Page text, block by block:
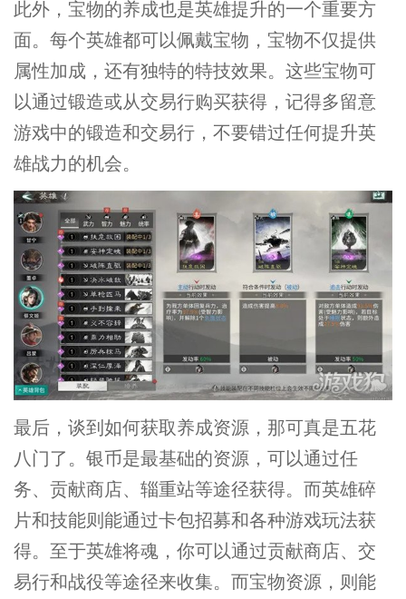
此外，宝物的养成也是英雄提升的一个重要方
面。每个英雄都可以佩戴宝物，宝物不仅提供
属性加成，还有独特的特技效果。这些宝物可
以通过锻造或从交易行购买获得，记得多留意
游戏中的锻造和交易行，不要错过任何提升英
雄战力的机会。
最后，谈到如何获取养成资源，那可真是五花
八门了。银币是最基础的资源，可以通过任
务、贡献商店、辎重站等途径获得。而英雄碎
片和技能则能通过卡包招募和各种游戏玩法获
得。至于英雄将魂，你可以通过贡献商店、交
易行和战役等途径来收集。而宝物资源，则能